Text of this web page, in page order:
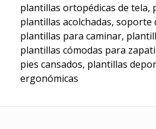
plantillas ortopédicas de tela,
plantillas acolchadas, soporte
plantillas para caminar,
plantillas cómodas para
pies cansados, plantillas
ergonómicas